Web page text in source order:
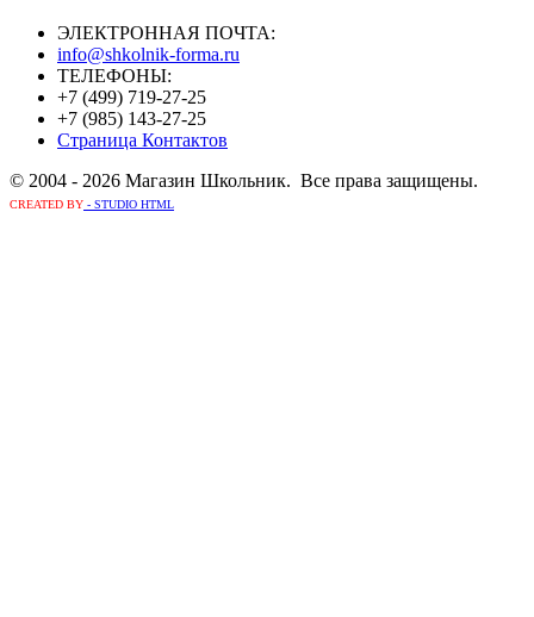
ЭЛЕКТРОННАЯ ПОЧТА:
info@shkolnik-forma.ru
ТЕЛЕФОНЫ:
+7 (499) 719-27-25
+7 (985) 143-27-25
Страница Контактов
© 2004 - 2026 Магазин Школьник. Все права защищены.
CREATED BY - STUDIO HTML